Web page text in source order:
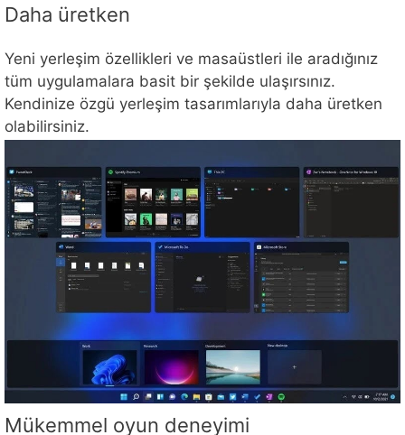
Daha üretken
Yeni yerleşim özellikleri ve masaüstleri ile aradığınız
tüm uygulamalara basit bir şekilde ulaşırsınız.
Kendinize özgü yerleşim tasarımlarıyla daha üretken
olabilirsiniz.
Mükemmel oyun deneyimi